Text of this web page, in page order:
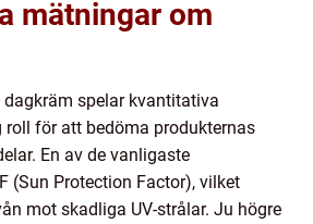
mätningar om
spelar kvantitativa
roll för att bedöma produkternas
En av de vanligaste
(Sun Protection Factor), vilket
mot skadliga UV-strålar. Ju högre